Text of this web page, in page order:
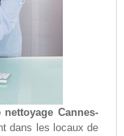
nettoyage Cannes-
dans les locaux de